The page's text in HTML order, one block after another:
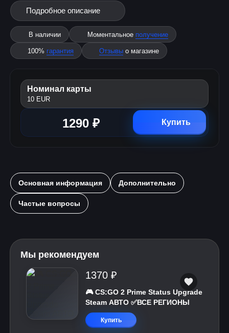
Подробное описание
В наличии Моментальное получение
100% гарантия Отзывы о магазине
Номинал карты
10 EUR
1290 ₽ Купить
Основная информация Дополнительно
Частые вопросы
Мы рекомендуем
1370 ₽
🎮 CS:GO 2 Prime Status Upgrade
Steam АВТО ✅ВСЕ РЕГИОНЫ
Купить